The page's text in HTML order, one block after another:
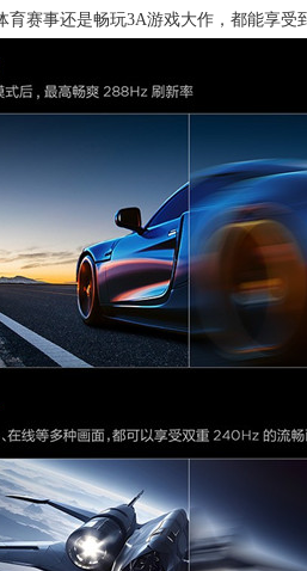
育赛事还是畅玩3A游戏大作，都能享受